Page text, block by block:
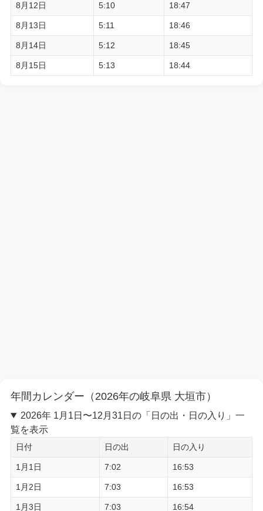
8月12日 5:10 18:47
8月13日 5:11 18:46
8月14日 5:12 18:45
8月15日 5:13 18:44
年間カレンダー（2026年の岐阜県 大垣市）
2026年 1月1日〜12月31日の「日の出・日の入り」一
覧を表示
日付 日の出 日の入り
1月1日 7:02 16:53
1月2日 7:03 16:53
1月3日 7:03 16:54